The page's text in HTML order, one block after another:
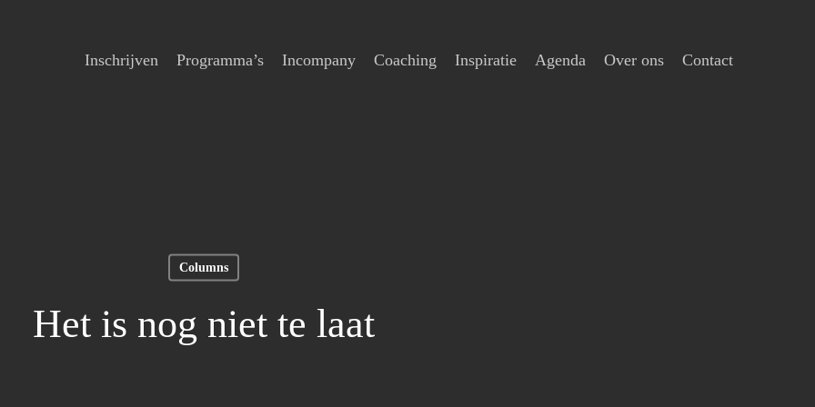
Inschrijven Programma’s Incompany Coaching Inspiratie Agenda Over ons Contact
Columns
Het is nog niet te laat